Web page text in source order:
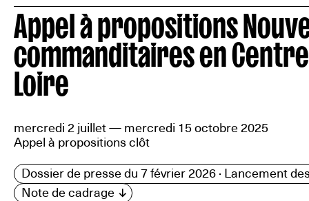
Appel à propositions
commanditaires en
Loire
mercredi 2 juillet — mercredi 15 octobre 2025
Appel à propositions clôt
Dossier de presse du 7 février 2026 · Lancement
Note de cadrage